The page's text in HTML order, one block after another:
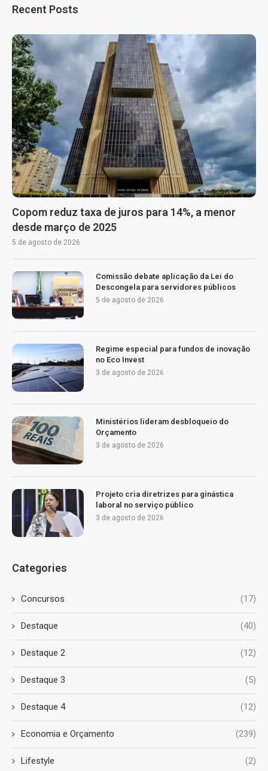
Recent Posts
Copom reduz taxa de juros para 14%, a menor
desde março de 2025
5 de agosto de 2026
Comissão debate aplicação da Lei do
Descongela para servidores públicos
5 de agosto de 2026
Regime especial para fundos de inovação
no Eco Invest
3 de agosto de 2026
Ministérios lideram desbloqueio do
Orçamento
3 de agosto de 2026
Projeto cria diretrizes para ginástica
laboral no serviço público
3 de agosto de 2026
Categories
Concursos (17)
Destaque (40)
Destaque 2 (12)
Destaque 3 (5)
Destaque 4 (12)
Economia e Orçamento (239)
Lifestyle (2)